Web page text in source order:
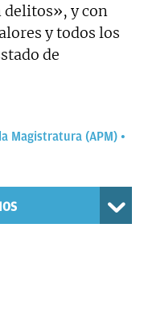
delitos», y con
y todos los
de
Magistratura (APM)